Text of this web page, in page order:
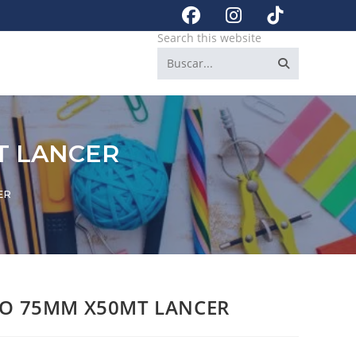
Search this website
LANCER
75MM X50MT LANCER